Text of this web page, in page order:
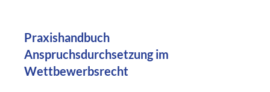
Praxishandbuch
Anspruchsdurchsetzung im
Wettbewerbsrecht